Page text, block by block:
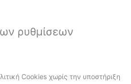
ρυθμίσεων
Cookies χωρίς την υποστήριξη